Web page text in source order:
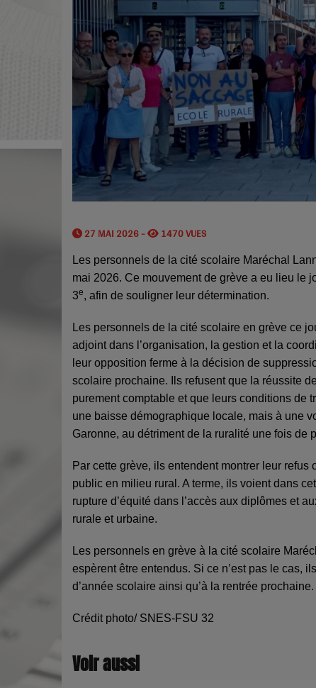
27 MAI 2026 - 1470 VUES
Les personnels de la cité scolaire Maréchal
mai 2026. Ce mouvement de grève a eu lieu le
3e, afin de souligner leur détermination.
Les personnels de la cité scolaire en grève ce
adjoint dans l’organisation, la gestion et la
leur opposition ferme à la décision de
scolaire prochaine. Ils refusent que la réussite
purement comptable et que leurs conditions de
une baisse démographique locale, mais à une
Garonne, au détriment de la ruralité une fois de
Par cette grève, ils entendent montrer leur
public en milieu rural. A terme, ils voient dans
rupture d’équité dans l’accès aux diplômes et
rurale et urbaine.
Les personnels en grève à la cité scolaire
espèrent être entendus. Si ce n’est pas le cas,
d’année scolaire ainsi qu’à la rentrée prochaine.
Crédit photo/ SNES-FSU 32
Voir aussi